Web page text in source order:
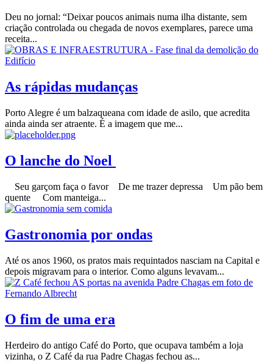
Deu no jornal: “Deixar poucos animais numa ilha distante, sem
criação controlada ou chegada de novos exemplares, parece uma
receita...
As rápidas mudanças
Porto Alegre é um balzaqueana com idade de asilo, que acredita
ainda ainda ser atraente. É a imagem que me...
O lanche do Noel
Seu garçom faça o favor De me trazer depressa Um pão bem
quente Com manteiga...
Gastronomia por ondas
Até os anos 1960, os pratos mais requintados nasciam na Capital e
depois migravam para o interior. Como alguns levavam...
O fim de uma era
Herdeiro do antigo Café do Porto, que ocupava também a loja
vizinha, o Z Café da rua Padre Chagas fechou as...